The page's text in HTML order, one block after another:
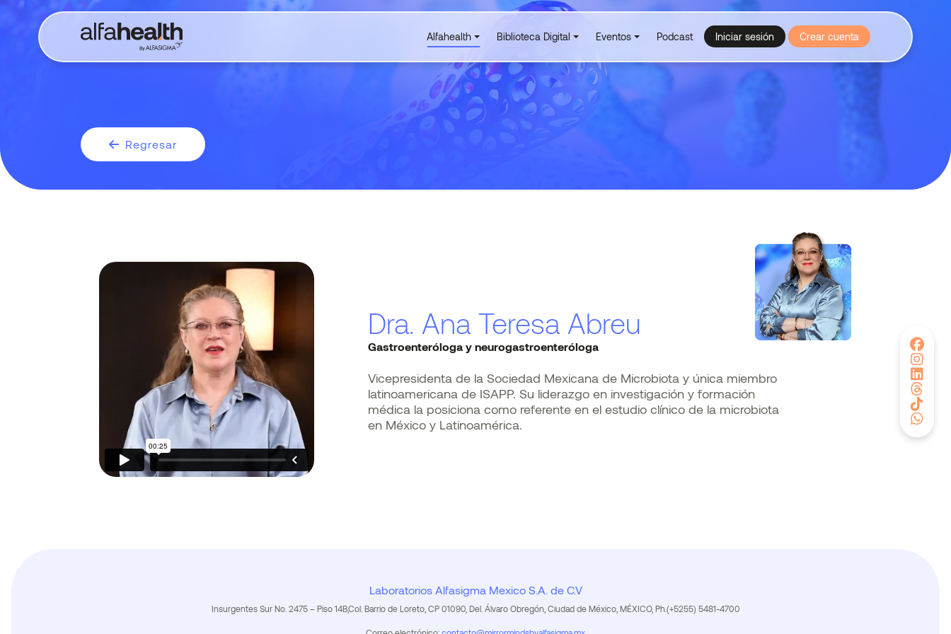
Alfahealth Biblioteca Digital Eventos Podcast Iniciar sesión Crear cuenta
Regresar
Dra. Ana Teresa Abreu
Gastroenteróloga y neurogastroenteróloga
Vicepresidenta de la Sociedad Mexicana de Microbiota y única miembro
latinoamericana de ISAPP. Su liderazgo en investigación y formación
médica la posiciona como referente en el estudio clínico de la microbiota
en México y Latinoamérica.
Laboratorios Alfasigma Mexico S.A. de C.V
Insurgentes Sur No. 2475 – Piso 14B,Col. Barrio de Loreto, CP 01090, Del. Álvaro Obregón, Ciudad de México, MÉXICO, Ph.(+5255) 5481-4700